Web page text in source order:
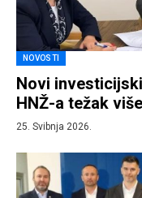
NOVOSTI
Novi
HNŽ-a težak
25. Svibnja 2026.